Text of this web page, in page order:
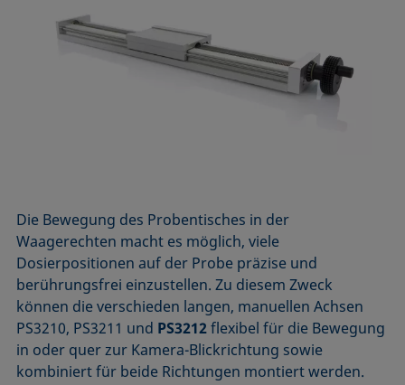
Die Bewegung des Probentisches in der
Waagerechten macht es möglich, viele
Dosierpositionen auf der Probe präzise und
berührungsfrei einzustellen. Zu diesem Zweck
können die verschieden langen, manuellen Achsen
PS3210, PS3211 und PS3212flexibel für die Bewegung
in oder quer zur Kamera-Blickrichtung sowie
kombiniert für beide Richtungen montiert werden.